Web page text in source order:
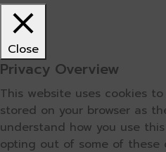
Close
Privacy Overview
This website uses cookies
stored on your browser as
understand how you use
opting out of some of these